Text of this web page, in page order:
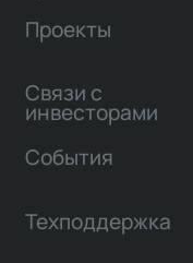
Проекты
Связи с
инвесторами
События
Техподдержка